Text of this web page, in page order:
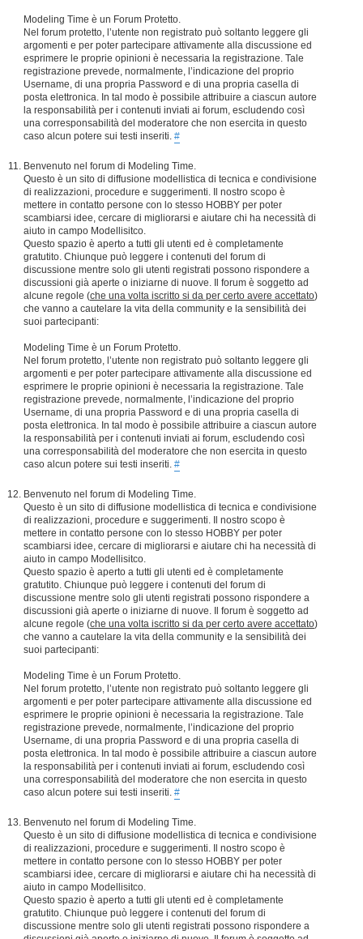
Modeling Time è un Forum Protetto.
Nel forum protetto, l’utente non registrato può soltanto leggere gli
argomenti e per poter partecipare attivamente alla discussione ed
esprimere le proprie opinioni è necessaria la registrazione. Tale
registrazione prevede, normalmente, l’indicazione del proprio
Username, di una propria Password e di una propria casella di
posta elettronica. In tal modo è possibile attribuire a ciascun autore
la responsabilità per i contenuti inviati ai forum, escludendo così
una corresponsabilità del moderatore che non esercita in questo
caso alcun potere sui testi inseriti. #
Benvenuto nel forum di Modeling Time.
Questo è un sito di diffusione modellistica di tecnica e condivisione
di realizzazioni, procedure e suggerimenti. Il nostro scopo è
mettere in contatto persone con lo stesso HOBBY per poter
scambiarsi idee, cercare di migliorarsi e aiutare chi ha necessità di
aiuto in campo Modellisitco.
Questo spazio è aperto a tutti gli utenti ed è completamente
gratutito. Chiunque può leggere i contenuti del forum di
discussione mentre solo gli utenti registrati possono rispondere a
discussioni già aperte o iniziarne di nuove. Il forum è soggetto ad
alcune regole (che una volta iscritto si da per certo avere accettato)
che vanno a cautelare la vita della community e la sensibilità dei
suoi partecipanti:
Modeling Time è un Forum Protetto.
Nel forum protetto, l’utente non registrato può soltanto leggere gli
argomenti e per poter partecipare attivamente alla discussione ed
esprimere le proprie opinioni è necessaria la registrazione. Tale
registrazione prevede, normalmente, l’indicazione del proprio
Username, di una propria Password e di una propria casella di
posta elettronica. In tal modo è possibile attribuire a ciascun autore
la responsabilità per i contenuti inviati ai forum, escludendo così
una corresponsabilità del moderatore che non esercita in questo
caso alcun potere sui testi inseriti. #
Benvenuto nel forum di Modeling Time.
Questo è un sito di diffusione modellistica di tecnica e condivisione
di realizzazioni, procedure e suggerimenti. Il nostro scopo è
mettere in contatto persone con lo stesso HOBBY per poter
scambiarsi idee, cercare di migliorarsi e aiutare chi ha necessità di
aiuto in campo Modellisitco.
Questo spazio è aperto a tutti gli utenti ed è completamente
gratutito. Chiunque può leggere i contenuti del forum di
discussione mentre solo gli utenti registrati possono rispondere a
discussioni già aperte o iniziarne di nuove. Il forum è soggetto ad
alcune regole (che una volta iscritto si da per certo avere accettato)
che vanno a cautelare la vita della community e la sensibilità dei
suoi partecipanti:
Modeling Time è un Forum Protetto.
Nel forum protetto, l’utente non registrato può soltanto leggere gli
argomenti e per poter partecipare attivamente alla discussione ed
esprimere le proprie opinioni è necessaria la registrazione. Tale
registrazione prevede, normalmente, l’indicazione del proprio
Username, di una propria Password e di una propria casella di
posta elettronica. In tal modo è possibile attribuire a ciascun autore
la responsabilità per i contenuti inviati ai forum, escludendo così
una corresponsabilità del moderatore che non esercita in questo
caso alcun potere sui testi inseriti. #
Benvenuto nel forum di Modeling Time.
Questo è un sito di diffusione modellistica di tecnica e condivisione
di realizzazioni, procedure e suggerimenti. Il nostro scopo è
mettere in contatto persone con lo stesso HOBBY per poter
scambiarsi idee, cercare di migliorarsi e aiutare chi ha necessità di
aiuto in campo Modellisitco.
Questo spazio è aperto a tutti gli utenti ed è completamente
gratutito. Chiunque può leggere i contenuti del forum di
discussione mentre solo gli utenti registrati possono rispondere a